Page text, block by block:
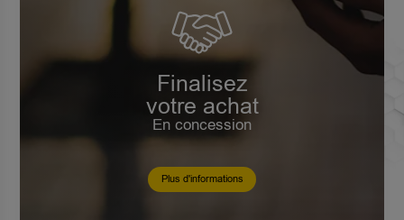
Finalisez
votre achat
En concession
Plus d'informations